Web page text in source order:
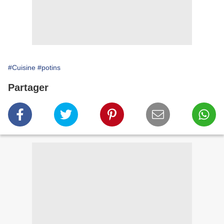
#Cuisine #potins
Partager